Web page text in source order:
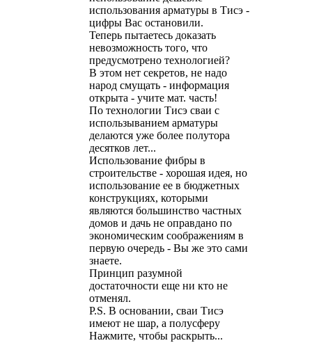
использования арматуры в Тисэ -
цифры Вас остановили.
Теперь пытаетесь доказать
невозможность того, что
предусмотрено технологией?
В этом нет секретов, не надо
народ смущать - информация
открыта - учите мат. часть!
По технологии Тисэ сваи с
использыванием арматуры
делаются уже более полутора
десятков лет...
Использование фибры в
строительстве - хорошая идея, но
использование ее в бюджетных
конструкциях, которыми
являются большинство частных
домов и дачь не оправдано по
экономическим соображениям в
первую очередь - Вы же это сами
знаете.
Принцип разумной
достаточности еще ни кто не
отменял.
P.S. В основании, сваи Тисэ
имеют не шар, а полусферу
Нажмите, чтобы раскрыть...